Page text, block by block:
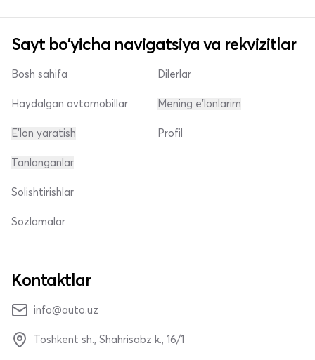
Sayt bo'yicha navigatsiya va rekvizitlar
Bosh sahifa
Haydalgan avtomobillar
E'lon yaratish
Dilerlar
Mening e'lonlarim
Profil
Tanlanganlar
Solishtirishlar
Sozlamalar
Kontaktlar
info@auto.uz
Toshkent sh., Shahrisabz k., 16/1